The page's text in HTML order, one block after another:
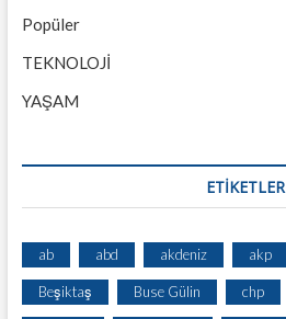
Popüler
TEKNOLOJİ
YAŞAM
ETİKETLER
ab abd akdeniz akp
Beşiktaş Buse Gülin chp